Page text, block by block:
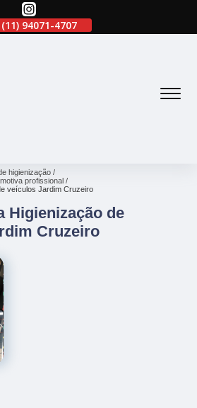
(11) 94071-4707 (11)
higienização
profissional
veículos Jardim Cruzeiro
Higienização de
Cruzeiro